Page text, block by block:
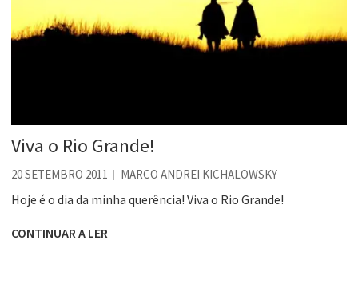
Viva o Rio Grande!
20 SETEMBRO 2011 MARCO ANDREI KICHALOWSKY
Hoje é o dia da minha querência! Viva o Rio Grande!
CONTINUAR A LER